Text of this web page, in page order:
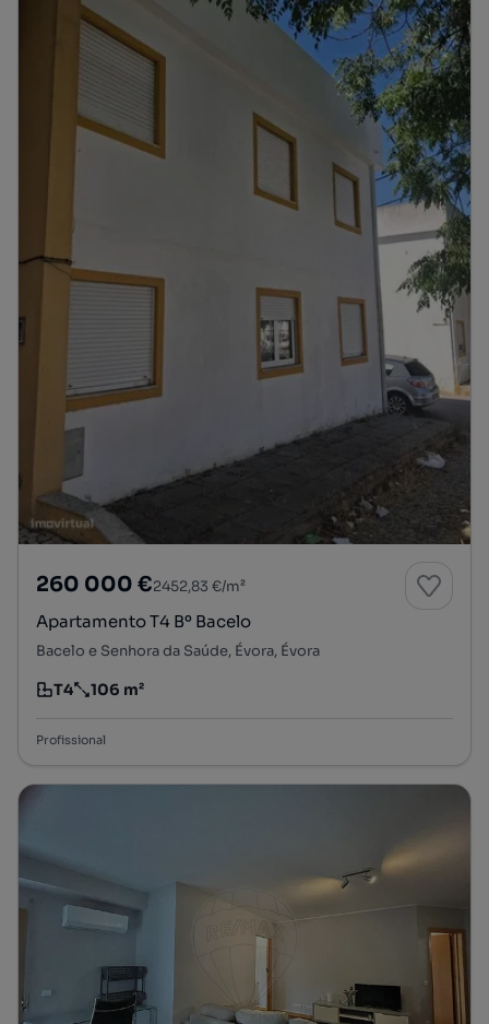
260 000 €2452,83 €/m²
Apartamento T4 Bº Bacelo
Bacelo e Senhora da Saúde, Évora, Évora
Tipologia
T4
Preço por metro quadrado
106 m²
Profissional